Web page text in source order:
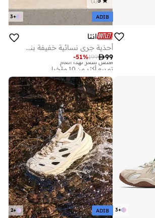
+
3 ADIB
انتا
أحذية جري نسائية خفيفة بنعل ناعم ووسطية مبطنة من إيفا
99
199
-51%
أفضل سعر لهذا العام
تم بيع أكثر من 10 مؤخرا
تم بيع أكثر من 10 مؤخرا
+
3
+
2 ADIB